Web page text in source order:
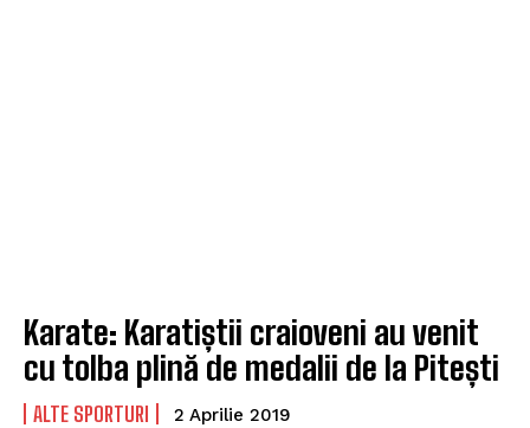
Karate: Karatiștii craioveni au venit
cu tolba plină de medalii de la Pitești
ALTE SPORTURI 2 Aprilie 2019